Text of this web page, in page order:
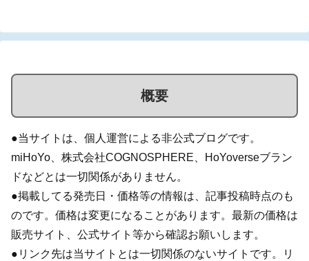
概要
●当サイトは、個人運営による非公式ブログです。
miHoYo、株式会社COGNOSPHERE、HoYoverseブラン
ドなどとは一切関係がありません。
●掲載してる発売日・価格等の情報は、記事投稿時点のも
のです。価格は変更になることがあります。最新の価格は
販売サイト、公式サイト等から確認お願いします。
●リンク先は当サイトとは一切関係のないサイトです。リ